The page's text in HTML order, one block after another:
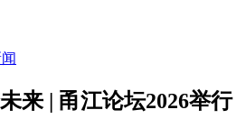
来 | 甬江论坛2026举行